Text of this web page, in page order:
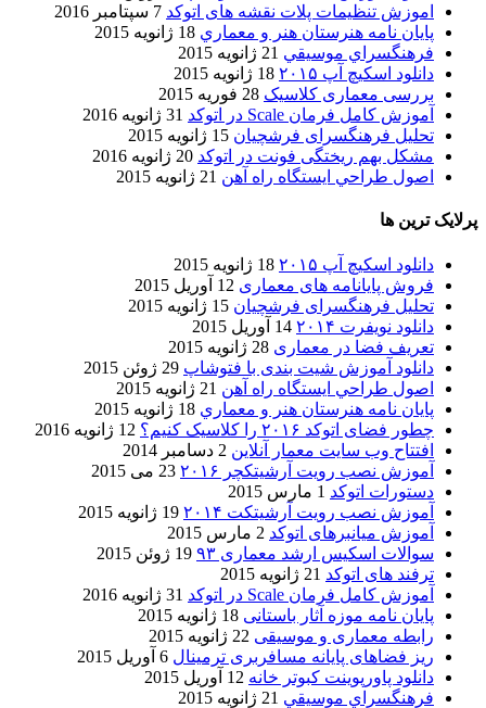
اموزش تنظیمات پلات نقشه های اتوکد 7 سپتامبر 2016
پایان نامه هنرستان هنر و معماري 18 ژانویه 2015
فرهنگسراي موسيقي 21 ژانویه 2015
دانلود اسکیچ آپ ۲۰۱۵
18 ژانویه 2015
بررسی معماری کلاسیک 28 فوریه 2015
آموزش کامل فرمان Scale در اتوکد
31 ژانویه 2016
تحلیل فرهنگسرای فرشچیان 15 ژانویه 2015
مشکل بهم ریختگی فونت در اتوکد 20 ژانویه 2016
اصول طراحي ایستگاه راه آهن 21 ژانویه 2015
پرلایک ترین ها
دانلود اسکیچ آپ ۲۰۱۵
18 ژانویه 2015
فروش پایانامه های معماری 12 آوریل 2015
تحلیل فرهنگسرای فرشچیان 15 ژانویه 2015
دانلود نویفرت ۲۰۱۴
14 آوریل 2015
تعریف فضا در معماری 28 ژانویه 2015
دانلود آموزش شیت بندی با فتوشاپ 29 ژوئن 2015
اصول طراحي ایستگاه راه آهن 21 ژانویه 2015
پایان نامه هنرستان هنر و معماري 18 ژانویه 2015
چطور فضای اتوکد ۲۰۱۶ را کلاسیک کنیم؟
12 ژانویه 2016
افتتاح وب سایت معمار آنلاین 2 دسامبر 2014
آموزش نصب رویت آرشیتکچر ۲۰۱۶
23 می 2015
دستورات اتوکد 1 مارس 2015
آموزش نصب رویت آرشیتکت ۲۰۱۴
19 ژانویه 2015
آموزش میانبرهای اتوکد 2 مارس 2015
سوالات اسکیس ارشد معماری ۹۳
19 ژوئن 2015
ترفند های اتوکد 21 ژانویه 2015
آموزش کامل فرمان Scale در اتوکد
31 ژانویه 2016
پایان نامه موزه آثار باستانی 18 ژانویه 2015
رابطه معماری و موسیقی 22 ژانویه 2015
ریز فضاهای پایانه مسافربری ترمینال 6 آوریل 2015
دانلود پاورپوینت کبوتر خانه 12 آوریل 2015
فرهنگسراي موسيقي 21 ژانویه 2015